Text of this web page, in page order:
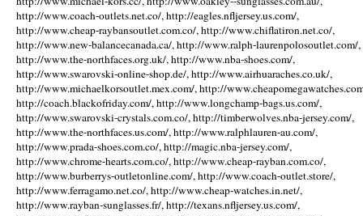
http://www.coach-outlets.net.co/, http://eagles.nfljersey.us.com/,
http://www.cheap-raybansoutlet.com.co/, http://www.chiflatiron.net.co/,
http://www.new-balancecanada.ca/, http://www.ralph-laurenpolosoutlet.com/,
http://www.the-northfaces.org.uk/, http://www.nba-shoes.com/,
http://www.swarovski-online-shop.de/, http://www.airhuaraches.co.uk/,
http://www.michaelkorsoutlet.mex.com/, http://
http://coach.blackofriday.com/, http://www.longchamp-bags.us.com/,
http://www.swarovski-crystals.com.co/, http://timberwolves.nba-jersey.com/,
http://www.the-northfaces.us.com/, http://www.ralphlauren-au.com/,
http://www.prada-shoes.com.co/, http://magic.nba-jersey.com/,
http://www.chrome-hearts.com.co/, http://www.cheap-rayban.com.co/,
http://www.burberrys-outletonline.com/, http://www.coach-outlet.store/,
http://www.ferragamo.net.co/, http://www.cheap-watches.in.net/,
http://www.rayban-sunglasses.fr/, http://texans.nfljersey.us.com/,